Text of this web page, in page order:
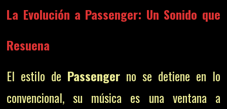
La Evolución a Passenger: Un Sonido que
Resuena
El estilo de Passenger no se detiene en lo
convencional, su música es una ventana a